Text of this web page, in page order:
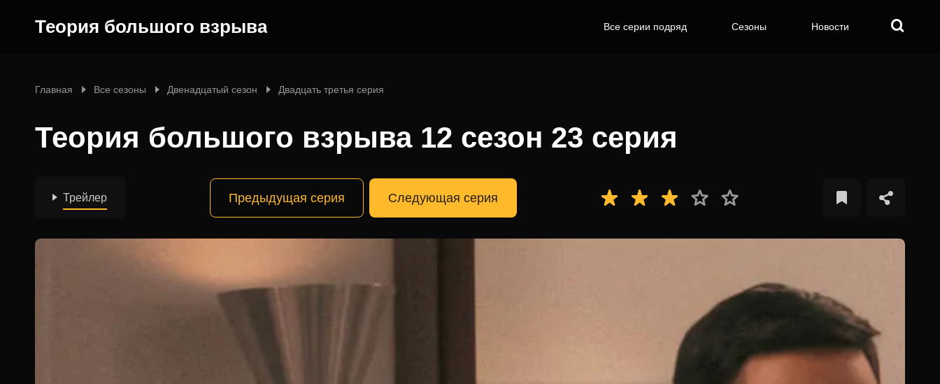
Теория большого взрыва Все серии подряд Сезоны Новости
Главная Все сезоны Двенадцатый сезон Двадцать третья серия
Теория большого взрыва 12 сезон 23 серия
Трейлер Предыдущая серия Следующая серия